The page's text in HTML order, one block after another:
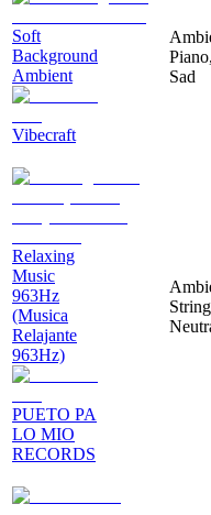
Soft
Background
Ambient
Vibecraft
Sad
Relaxing
Music
963Hz
(Musica
Relajante
963Hz)
PUETO PA
LO MIO
RECORDS